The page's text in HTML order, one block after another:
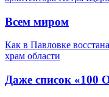
Всем миром
Как в Павловке
храм области
Даже список «100